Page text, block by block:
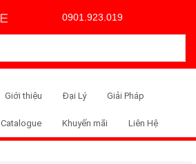
0901.923.019
Giới thiệu Đại Lý Giải Pháp
Catalogue Khuyến mãi Liên Hệ